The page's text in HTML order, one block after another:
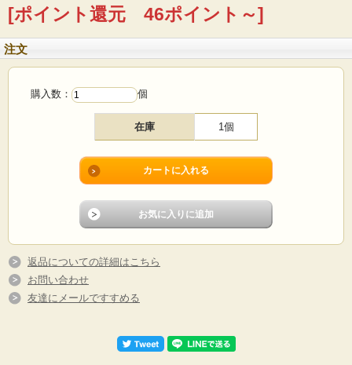
[ポイント還元 46ポイント～]
注文
購入数： 個
在庫 1個
返品についての詳細はこちら
お問い合わせ
友達にメールですすめる